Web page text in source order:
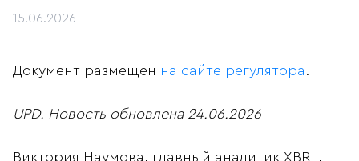
15.06.2026
Документ размещен на сайте регулятора .
UPD. Новость обновлена 24.06.2026
Виктория Наумова, главный аналитик XBRL,